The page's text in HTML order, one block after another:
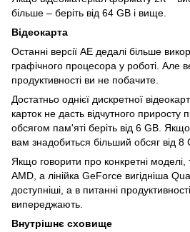
більше – беріть від 64 GB і вище.
Відеокарта
Останні версії АЕ дедалі більше
графічного процесора у роботі. Але
продуктивності ви не побачите.
Достатньо однієї дискретної
карток не дасть відчутного приросту
обсягом пам'яті беріть від 6 GB.
вам знадобиться більший обсяг від 8
Якщо говорити про конкретні
AMD, а лінійка GeForce вигідніша
доступніші, а в питанні
випереджають.
Внутрішнє сховище